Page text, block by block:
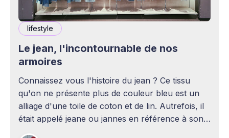
lifestyle
Le jean, l'incontournable de nos
armoires
Connaissez vous l'histoire du jean ? Ce tissu
qu'on ne présente plus de couleur bleu est un
alliage d'une toile de coton et de lin. Autrefois, il
était appelé jeane ou jannes en référence à son